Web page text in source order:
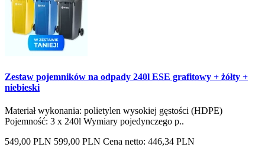
Zestaw pojemników na odpady 240l ESE grafitowy + żółty +
niebieski
Materiał wykonania: polietylen wysokiej gęstości (HDPE)
Pojemność: 3 x 240l Wymiary pojedynczego p..
549,00 PLN 599,00 PLN Cena netto: 446,34 PLN